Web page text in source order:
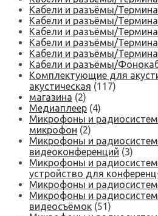
Кабели и разъёмы/
Кабели и разъёмы/
Кабели и разъёмы/
Кабели и разъёмы/
Кабели и разъёмы/
Кабели и разъёмы/
Комплектующие для
акустическая (117)
магазина (2)
Медиаплеер (4)
Микрофоны и
микрофон (2)
Микрофоны и
видеоконференций (3)
Микрофоны и
устройство для
Микрофоны и
Микрофоны и
видеосъёмок (51)